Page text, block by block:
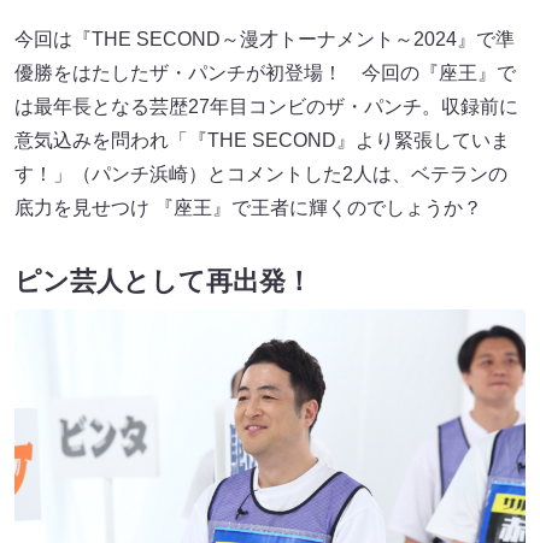
今回は『THE SECOND～漫才トーナメント～2024』で準
優勝をはたしたザ・パンチが初登場！ 今回の『座王』で
は最年長となる芸歴27年目コンビのザ・パンチ。収録前に
意気込みを問われ「『THE SECOND』より緊張していま
す！」（パンチ浜崎）とコメントした2人は、ベテランの
底力を見せつけ 『座王』で王者に輝くのでしょうか？
ピン芸人として再出発！